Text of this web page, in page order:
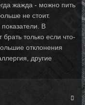
жажда - можно пить
не стоит.
В
только если что-
отклонения
другие